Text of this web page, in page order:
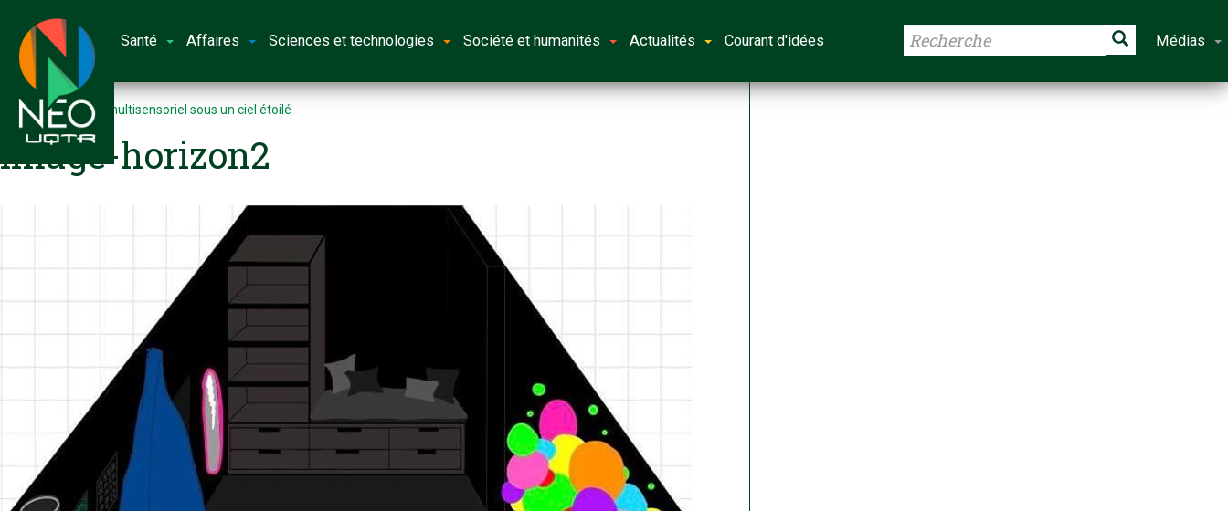
Santé Affaires Sciences et technologies Société et humanités Actualités Courant d'idées Médias
Accueil Voyage multisensoriel sous un ciel étoilé
image-horizon2